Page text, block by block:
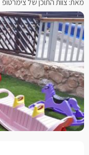
מאת: צוות התוכן של צימרטופ